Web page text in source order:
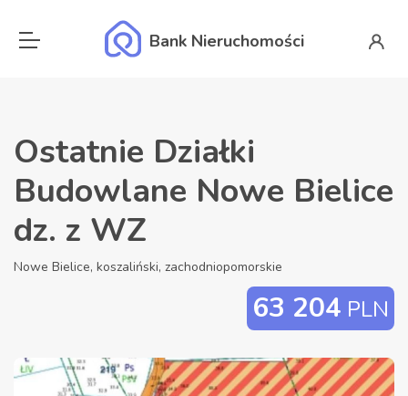
Bank Nieruchomości
Ostatnie Działki
Budowlane Nowe Bielice
dz. z WZ
Nowe Bielice, koszaliński, zachodniopomorskie
63 204 PLN